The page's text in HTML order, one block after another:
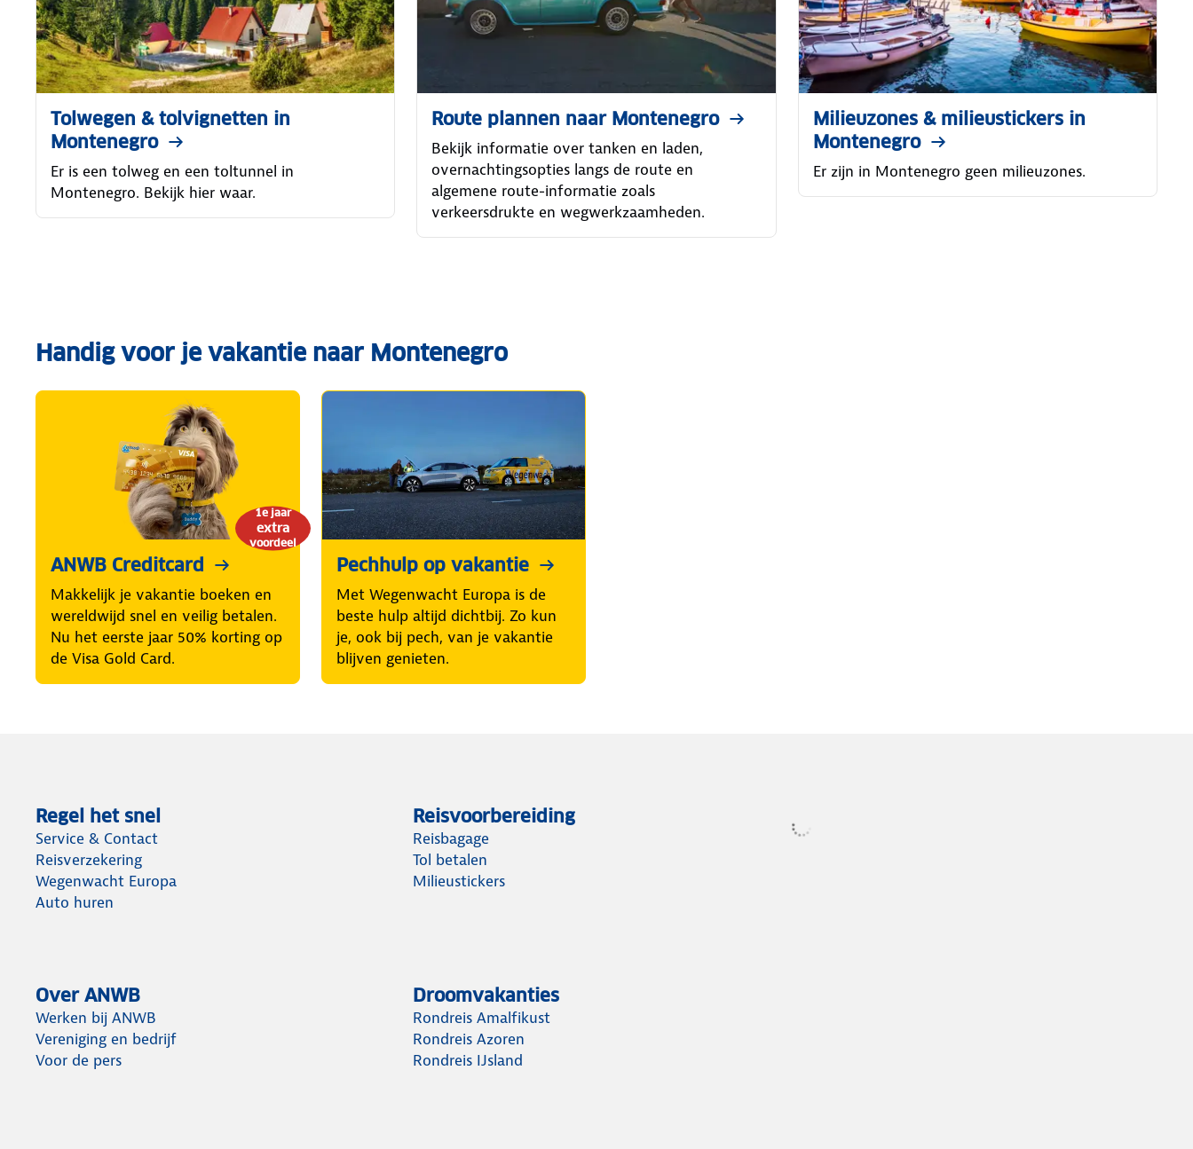
Tolwegen & tolvignetten in
Montenegro
Er is een tolweg en een toltunnel in
Montenegro. Bekijk hier waar.
Route plannen naar Montenegro
Bekijk informatie over tanken en laden,
overnachtingsopties langs de route en
algemene route-informatie zoals
verkeersdrukte en wegwerkzaamheden.
Milieuzones & milieustickers in
Montenegro
Er zijn in Montenegro geen milieuzones.
Handig voor je vakantie naar Montenegro
1e jaar
extra
voordeel
ANWB Creditcard
Makkelijk je vakantie boeken en
wereldwijd snel en veilig betalen.
Nu het eerste jaar 50% korting op
de Visa Gold Card.
Pechhulp op vakantie
Met Wegenwacht Europa is de
beste hulp altijd dichtbij. Zo kun
je, ook bij pech, van je vakantie
blijven genieten.
Regel het snel
Service & Contact
Reisverzekering
Wegenwacht Europa
Auto huren
Reisvoorbereiding
Reisbagage
Tol betalen
Milieustickers
Over ANWB
Werken bij ANWB
Vereniging en bedrijf
Voor de pers
Droomvakanties
Rondreis Amalfikust
Rondreis Azoren
Rondreis IJsland